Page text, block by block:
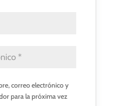
correo electrónico y
para la próxima vez